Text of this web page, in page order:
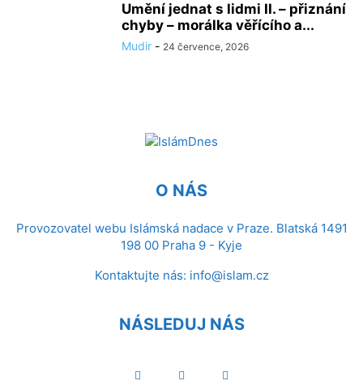
Umění jednat s lidmi II. – přiznání
chyby – morálka věřícího a...
Mudir - 24 července, 2026
O NÁS
Provozovatel webu Islámská nadace v Praze. Blatská 1491
198 00 Praha 9 - Kyje
Kontaktujte nás: info@islam.cz
NÁSLEDUJ NÁS